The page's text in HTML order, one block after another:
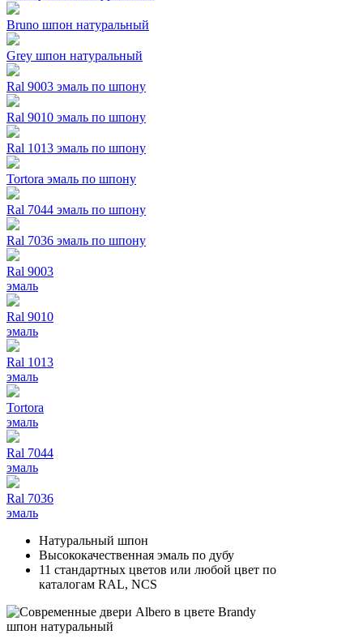
Bruno шпон натуральный
Grey шпон натуральный
Ral 9003 эмаль по шпону
Ral 9010 эмаль по шпону
Ral 1013 эмаль по шпону
Tortora эмаль по шпону
Ral 7044 эмаль по шпону
Ral 7036 эмаль по шпону
Ral 9003
эмаль
Ral 9010
эмаль
Ral 1013
эмаль
Tortora
эмаль
Ral 7044
эмаль
Ral 7036
эмаль
Натуральный шпон
Высококачественная эмаль по дубу
11 стандартных цветов или любой цвет по
каталогам RAL, NCS